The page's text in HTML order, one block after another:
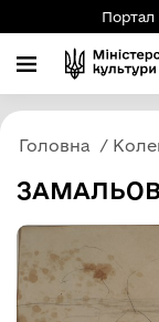
Головна